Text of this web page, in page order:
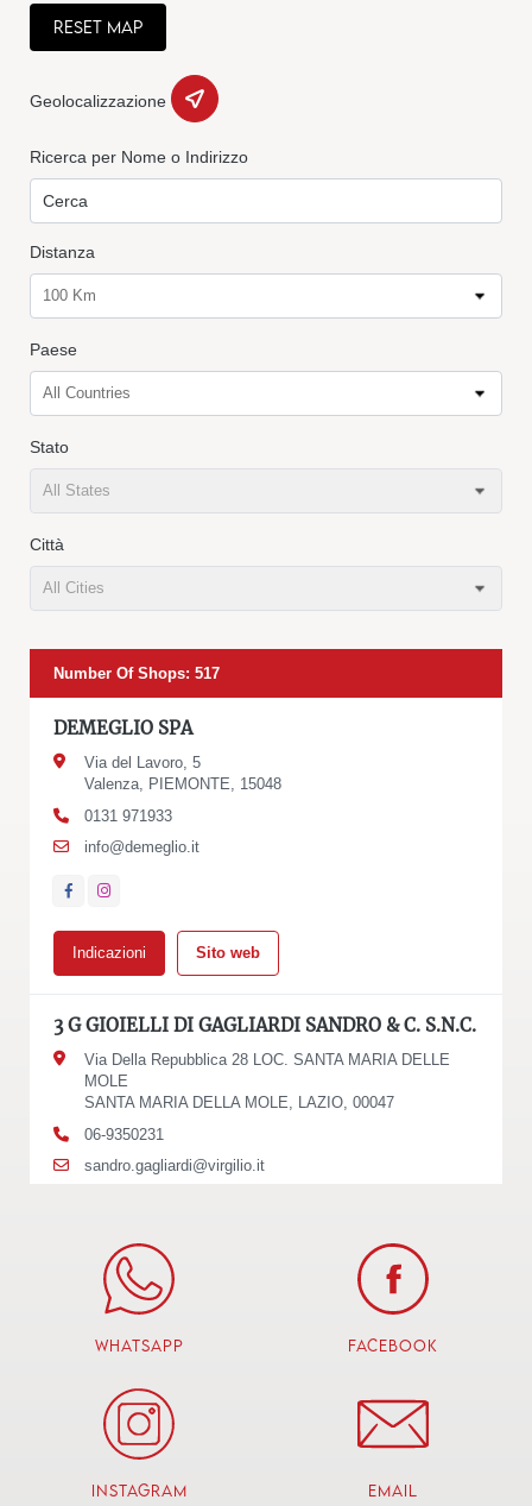
Number Of Shops: 517
DEMEGLIO SPA
Via del Lavoro, 5
Valenza, PIEMONTE, 15048
0131 971933
info@demeglio.it
FacebookInstagram
Indicazioni Sito web
3 G GIOIELLI DI GAGLIARDI SANDRO & C. S.N.C.
Via Della Repubblica 28 LOC. SANTA MARIA DELLE
MOLE
SANTA MARIA DELLA MOLE, LAZIO, 00047
06-9350231
sandro.gagliardi@virgilio.it
Indicazioni
A & G PEZZUTO S.R.L.
NAPOLI, CAMPANIA, 80100
P.IVA: 02561421211
RESET MAP
Geolocalizzazione
Ricerca per Nome o Indirizzo
Distanza
100 Km
Paese
All Countries
Stato
All States
Città
All Cities
Whatsapp Facebook
Instagram Email